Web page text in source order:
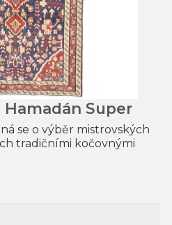
Super
se o výběr mistrovských
tradičními kočovnými